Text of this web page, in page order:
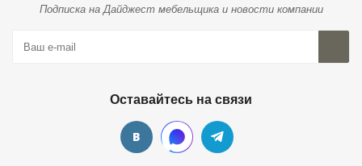
Подписка на Дайджест мебельщика и новости компании
Оставайтесь на связи